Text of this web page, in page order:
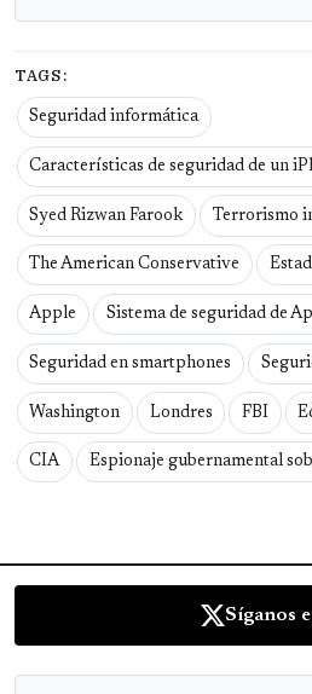
TAGS:
Seguridad informática
Características de seguridad de un
Syed Rizwan Farook Terrorismo
The American Conservative
Apple Sistema de seguridad de
Seguridad en smartphones
Washington Londres FBI
CIA Espionaje gubernamental
Síganos